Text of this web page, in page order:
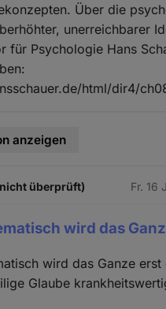
Über die
unerreichbarer
für Psychologie Hans
html/dir4/
anzeigen
überprüft) Fr. 16
wird das
wird das Ganze erst
Glaube